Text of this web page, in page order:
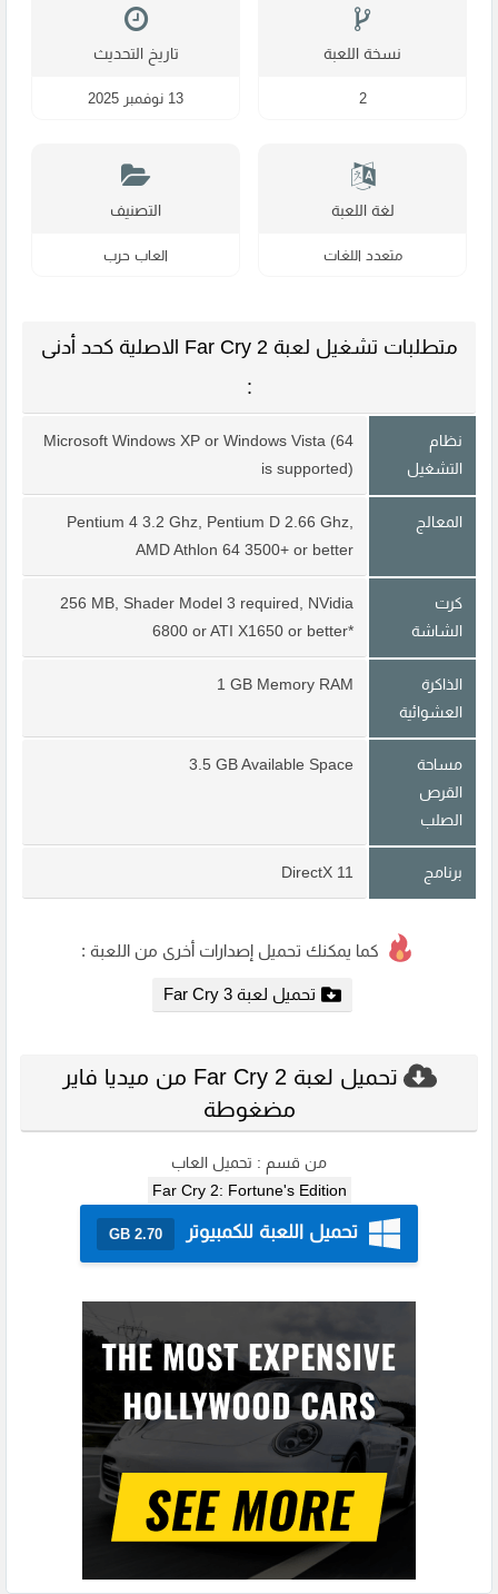
نسخة اللعبة
2
تاريخ التحديث
13 نوفمبر 2025
لغة اللعبة
متعدد اللغات
التصنيف
العاب حرب
متطلبات تشغيل لعبة Far Cry 2 الاصلية كحد أدنى
:
نظام
التشغيل
Microsoft Windows XP or Windows Vista (64
is supported)
المعالج
Pentium 4 3.2 Ghz, Pentium D 2.66 Ghz,
AMD Athlon 64 3500+ or better
كرت
الشاشة
256 MB, Shader Model 3 required, NVidia
6800 or ATI X1650 or better*
الذاكرة
العشوائية
1 GB Memory RAM
مساحة
القرص
الصلب
3.5 GB Available Space
برنامج DirectX 11
كما يمكنك تحميل إصدارات أخرى من اللعبة :
تحميل لعبة Far Cry 3
تحميل لعبة Far Cry 2 من ميديا فاير
مضغوطة
من قسم : تحميل العاب
Far Cry 2: Fortune's Edition
تحميل اللعبة للكمبيوتر 2.70 GB